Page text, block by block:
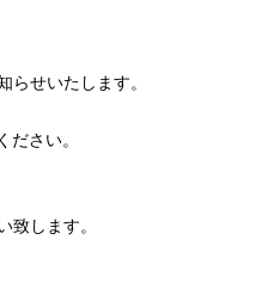
らせいたします。
ださい。
致します。